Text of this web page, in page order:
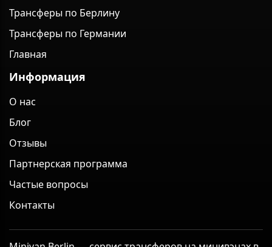
Трансферы по Берлину
Трансферы по Германии
Главная
Информация
О нас
Блог
Отзывы
Партнерская программа
Частые вопросы
Контакты